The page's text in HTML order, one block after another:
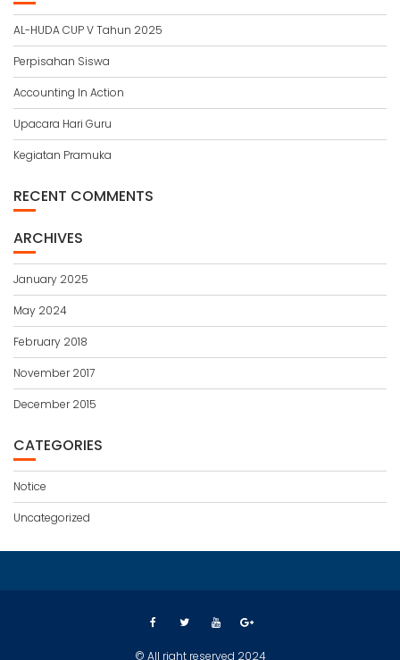
AL-HUDA CUP V Tahun 2025
Perpisahan Siswa
Accounting In Action
Upacara Hari Guru
Kegiatan Pramuka
RECENT COMMENTS
ARCHIVES
January 2025
May 2024
February 2018
November 2017
December 2015
CATEGORIES
Notice
Uncategorized
© All right reserved 2024